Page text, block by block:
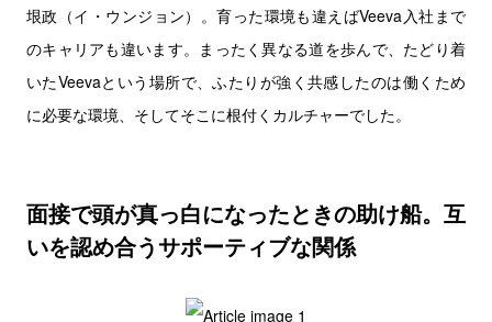
垠政（イ・ウンジョン）。育った環境も違えばVeeva入社まで
のキャリアも違います。まったく異なる道を歩んで、たどり着
いたVeevaという場所で、ふたりが強く共感したのは働くため
に必要な環境、そしてそこに根付くカルチャーでした。
面接で頭が真っ白になったときの助け船。互
いを認め合うサポーティブな関係